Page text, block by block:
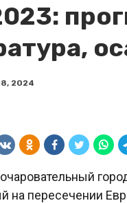
2024
на пересечении